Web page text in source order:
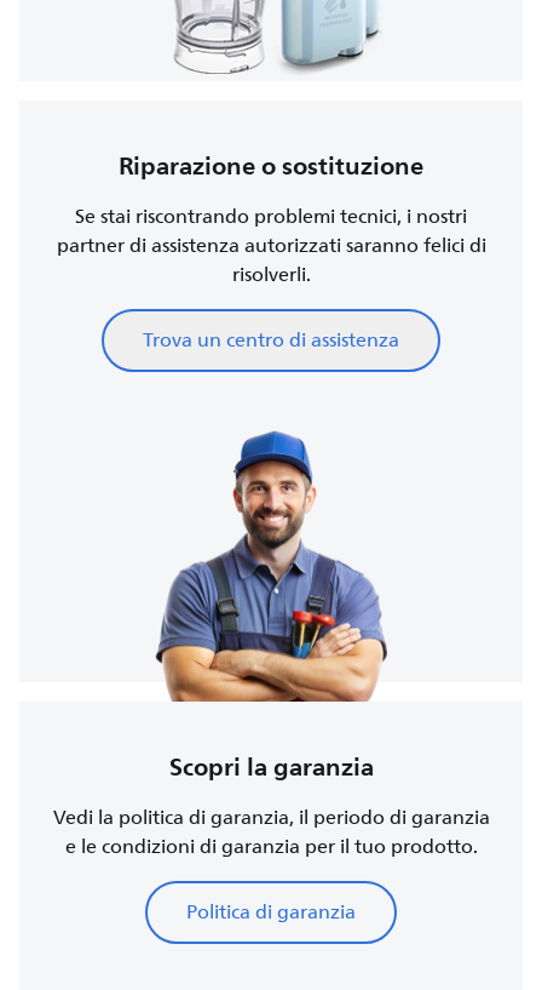
Riparazione o sostituzione
Se stai riscontrando problemi tecnici, i nostri
partner di assistenza autorizzati saranno felici di
risolverli.
Trova un centro di assistenza
Scopri la garanzia
Vedi la politica di garanzia, il periodo di garanzia
e le condizioni di garanzia per il tuo prodotto.
Politica di garanzia